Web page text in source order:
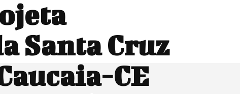
Santa Cruz
CE